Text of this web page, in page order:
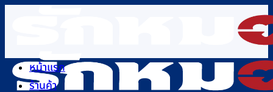
เนื้อหาหน้าแรก
ร้านค้า